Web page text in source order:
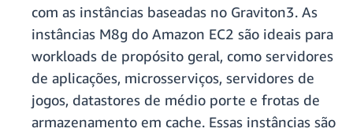
com as instâncias baseadas no Graviton3. As
instâncias M8g do Amazon EC2 são ideais para
workloads de propósito geral, como servidores
de aplicações, microsserviços, servidores de
jogos, datastores de médio porte e frotas de
armazenamento em cache. Essas instâncias são